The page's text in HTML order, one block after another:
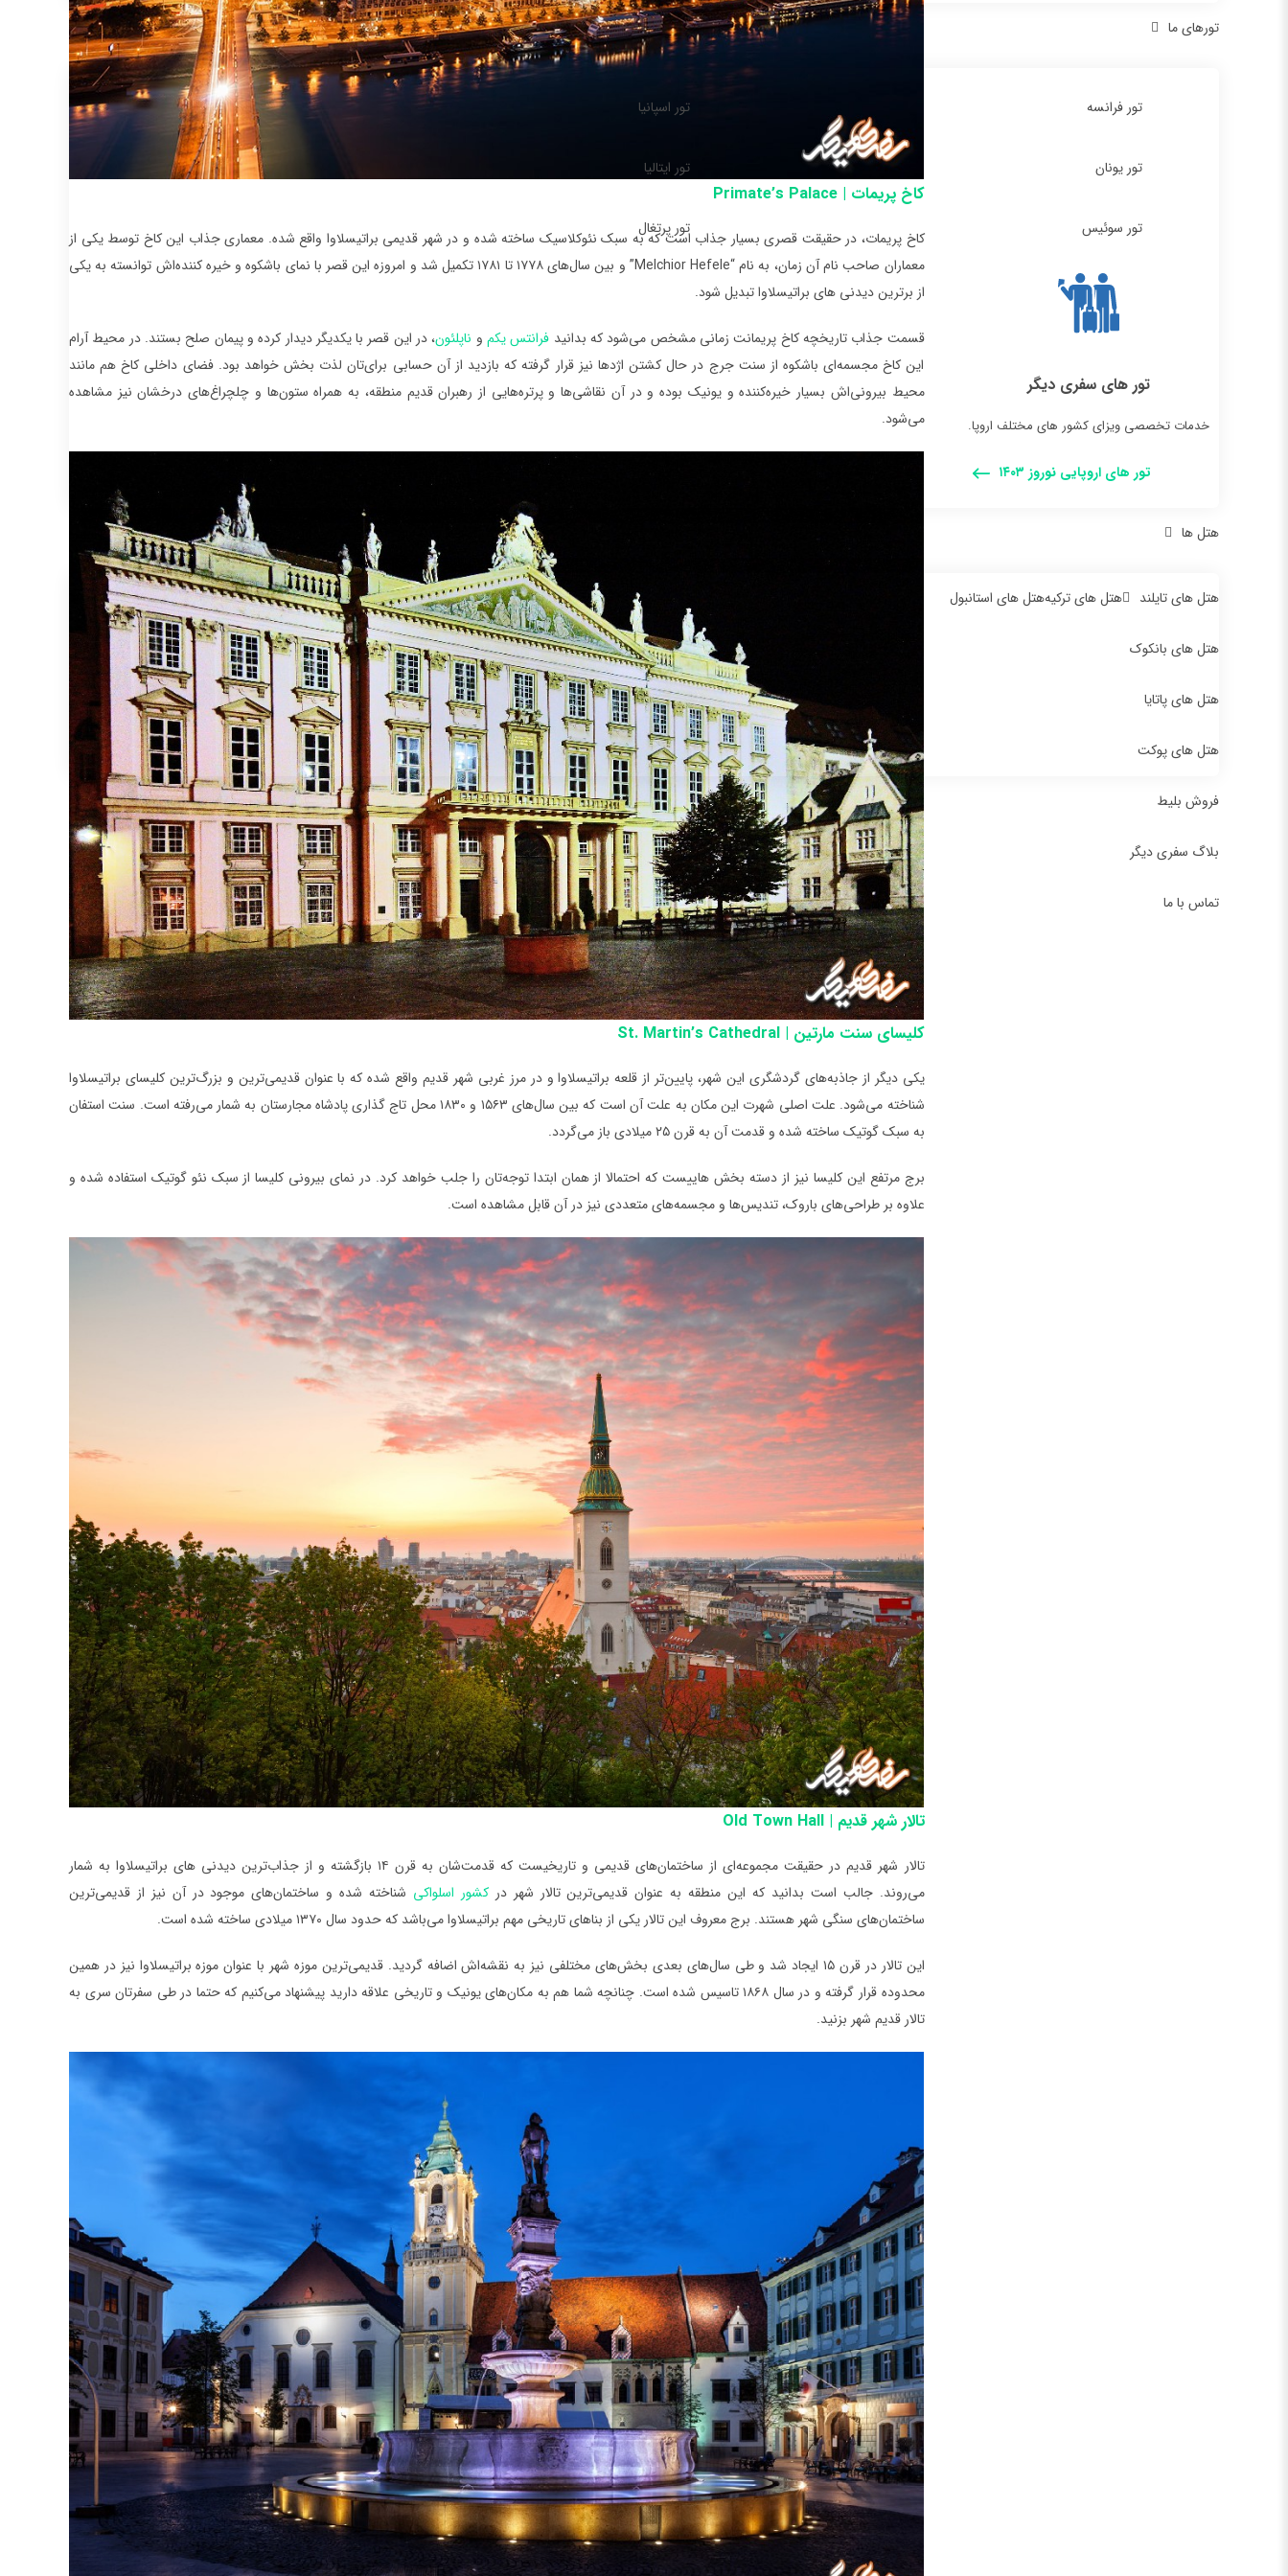
تورهای ما
تور فرانسه تور اسپانیا
تور یونان تور ایتالیا
تور سوئیس تور پرتغال
تور های سفری دیگر
خدمات تخصصی ویزای کشور های مختلف اروپا.
تور های اروپایی نوروز ۱۴۰۳
هتل ها
هتل های تایلند
هتل های بانکوک
هتل های پاتایا
هتل های پوکت
هتل های ترکیههتل های استانبول
فروش بلیط
بلاگ سفری دیگر
تماس با ما
کاخ پریمات | Primate’s Palace
کاخ پریمات، در حقیقت قصری بسیار جذاب است که به سبک نئوکلاسیک ساخته شده و در شهر قدیمی براتیسلاوا واقع شده. معماری جذاب این کاخ توسط یکی از
معماران صاحب نام آن زمان، به نام “Melchior Hefele” و بین سال‌های ۱۷۷۸ تا ۱۷۸۱ تکمیل شد و امروزه این قصر با نمای باشکوه و خیره کننده‌اش توانسته به یکی
از برترین دیدنی های براتیسلاوا تبدیل شود.
قسمت جذاب تاریخچه کاخ پریمانت زمانی مشخص می‌شود که بدانید فرانتس یکمو ناپلئون، در این قصر با یکدیگر دیدار کرده و پیمان صلح بستند. در محیط آرام
این کاخ مجسمه‌ای باشکوه از سنت جرج در حال کشتن اژدها نیز قرار گرفته که بازدید از آن حسابی برای‌تان لذت بخش خواهد بود. فضای داخلی کاخ هم مانند
محیط بیرونی‌اش بسیار خیره‌کننده و یونیک بوده و در آن نقاشی‌ها و پرتره‌هایی از رهبران قدیم منطقه، به همراه ستون‌ها و چلچراغ‌های درخشان نیز مشاهده
می‌شود.
کلیسای سنت مارتین | St. Martin’s Cathedral
یکی دیگر از جاذبه‌های گردشگری این شهر، پایین‌تر از قلعه براتیسلاوا و در مرز غربی شهر قدیم واقع شده که با عنوان قدیمی‌ترین و بزرگ‌ترین کلیسای براتیسلاوا
شناخته می‌شود. علت اصلی شهرت این مکان به علت آن است که بین سال‌های ۱۵۶۳ و ۱۸۳۰ محل تاج گذاری پادشاه مجارستان به شمار می‌رفته است. سنت استفان
به سبک گوتیک ساخته شده و قدمت آن به قرن ۲۵ میلادی باز می‌گردد.
برج مرتفع این کلیسا نیز از دسته بخش هاییست که احتمالا از همان ابتدا توجه‌تان را جلب خواهد کرد. در نمای بیرونی کلیسا از سبک نئو گوتیک استفاده شده و
علاوه بر طراحی‌های باروک، تندیس‌ها و مجسمه‌های متعددی نیز در آن قابل مشاهده است.
تالار شهر قدیم | Old Town Hall
تالار شهر قدیم در حقیقت مجموعه‌ای از ساختمان‌های قدیمی و تاریخیست که قدمت‌شان به قرن ۱۴ بازگشته و از جذاب‌ترین دیدنی های براتیسلاوا به شمار
می‌روند. جالب است بدانید که این منطقه به عنوان قدیمی‌ترین تالار شهر درکشور اسلواکی شناخته شده و ساختمان‌های موجود در آن نیز از قدیمی‌ترین
ساختمان‌های سنگی شهر هستند. برج معروف این تالار یکی از بناهای تاریخی مهم براتیسلاوا می‌باشد که حدود سال ۱۳۷۰ میلادی ساخته شده است.
این تالار در قرن ۱۵ ایجاد شد و طی سال‌های بعدی بخش‌های مختلفی نیز به نقشه‌اش اضافه گردید. قدیمی‌ترین موزه شهر با عنوان موزه براتیسلاوا نیز در همین
محدوده قرار گرفته و در سال ۱۸۶۸ تاسیس شده است. چنانچه شما هم به مکان‌های یونیک و تاریخی علاقه دارید پیشنهاد می‌کنیم که حتما در طی سفرتان سری به
تالار قدیم شهر بزنید.